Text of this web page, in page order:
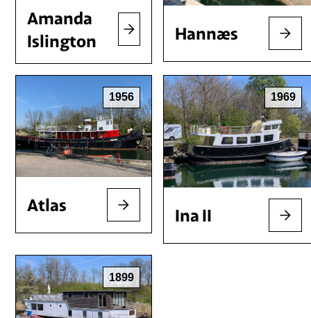
Amanda
Islington
Hannæs
1956
Atlas
1969
Ina II
1899